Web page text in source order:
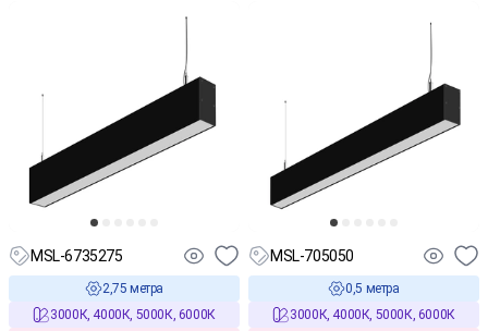
MSL-6735275
2,75 метра
3000К, 4000К, 5000К, 6000К
MSL-705050
0,5 метра
3000К, 4000К, 5000К, 6000К